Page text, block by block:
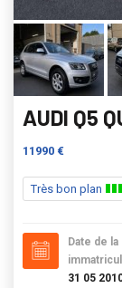
AUDI Q5
11990 €
Très bon plan
Date de
31 05